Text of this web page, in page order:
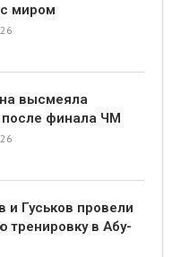
миром
высмеяла
после финала ЧМ
и Гуськов провели
тренировку в Абу-